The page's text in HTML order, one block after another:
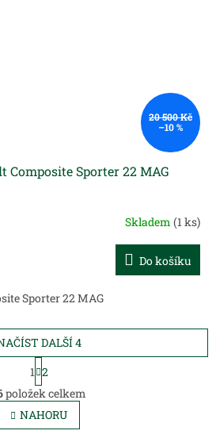
20 500 Kč
–10 %
Composite Sporter 22 MAG
Skladem (1 ks)
Do košíku
Sporter 22 MAG
O
v
l
á
DALŠÍ 4
S
t
r
á
n
k
1 2
položek celkem
NAHORU